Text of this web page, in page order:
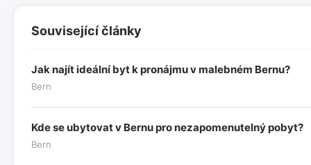
Související články
Jak najít ideální byt k pronájmu v malebném Bernu?
Bern
Kde se ubytovat v Bernu pro nezapomenutelný pobyt?
Bern